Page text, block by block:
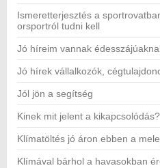
Ismeretterjesztés a
orsportról tudni kell
Jó híreim vannak
Jó hírek vállalkozók,
Jól jön a segítség
Kinek mit jelent a kikapcsolódás?
Klímatöltés jó áron ebben a
Klímával bárhol a havasokban